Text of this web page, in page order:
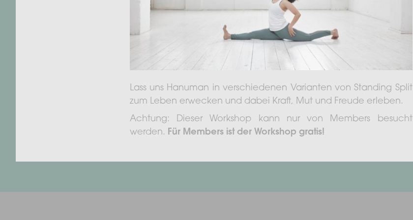
Lass uns Hanuman in verschiedenen Varianten von Standing Split
zum Leben erwecken und dabei Kraft, Mut und Freude erleben.
Achtung: Dieser Workshop kann nur von Members besucht
werden. Für Members ist der Workshop gratis!